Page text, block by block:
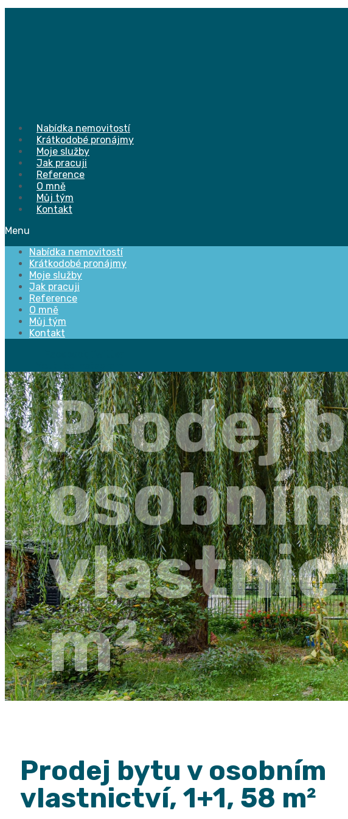
Přejít
Nabídka nemovitostí
Krátkodobé pronájmy
Moje služby
Jak pracuji
Reference
O mně
Můj tým
Kontakt
Menu
Nabídka nemovitostí
Krátkodobé pronájmy
Moje služby
Jak pracuji
Reference
O mně
Můj tým
Kontakt
Prodej
m²
Prodej bytu v osobním
vlastnictví, 1+1, 58 m²